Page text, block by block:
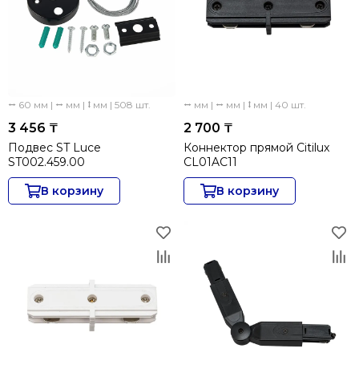
⭤ 60 мм | ⭤ мм | ⭥ мм | 508 шт.
3 456 ₸
Подвес ST Luce
ST002.459.00
В корзину
⭤ мм | ⭤ мм | ⭥ мм | 40 шт.
2 700 ₸
Коннектор прямой Citilux
CL01AC11
В корзину